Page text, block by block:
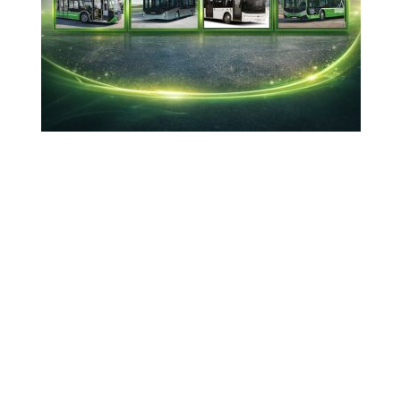
güçlü bir ortaklık kurduk
Romanya Dışişleri Bakanı Oana Toiu,
Romanya'nın "Karadeniz'i birlikte koruma
konusunda" Türkiye ile güçlü bir ortaklık
kurduğunu söyledi.